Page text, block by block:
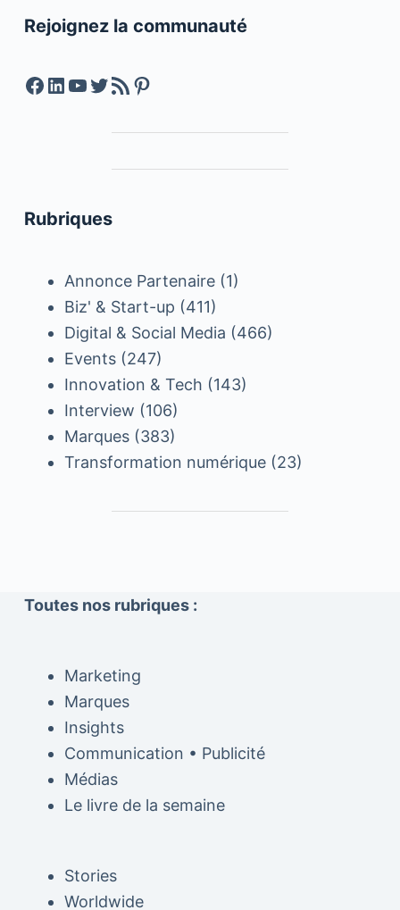
Rejoignez la communauté
Facebook
LinkedIn
YouTube
Twitter
Feed RSSPinterest
Rubriques
Annonce Partenaire(1)
Biz' & Start-up (411)
Digital & Social Media (466)
Events(247)
Innovation & Tech (143)
Interview (106)
Marques(383)
Transformation numérique(23)
Toutes nos rubriques :
Marketing
Marques
Insights
Communication • Publicité
Médias
Le livre de la semaine
Stories
Worldwide